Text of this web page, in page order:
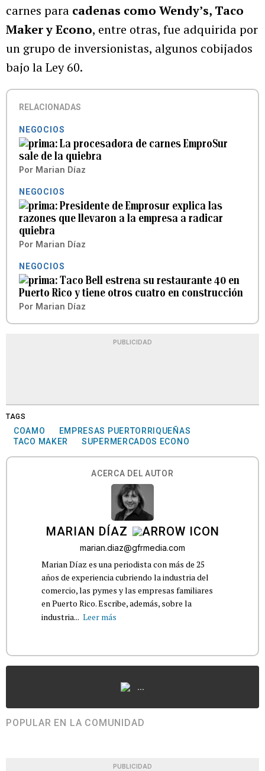
carnes para cadenas como Wendy’s, Taco
Maker y Econo, entre otras, fue adquirida por
un grupo de inversionistas, algunos cobijados
bajo la Ley 60.
RELACIONADAS
NEGOCIOS
La procesadora de carnes EmproSur
sale de la quiebra
Por Marian Díaz
NEGOCIOS
Presidente de Emprosur explica las
razones que llevaron a la empresa a radicar
quiebra
Por Marian Díaz
NEGOCIOS
Taco Bell estrena su restaurante 40 en
Puerto Rico y tiene otros cuatro en construcción
Por Marian Díaz
PUBLICIDAD
TAGS
COAMO
EMPRESAS PUERTORRIQUEÑAS
TACO MAKER
SUPERMERCADOS ECONO
ACERCA DEL AUTOR
MARIAN DÍAZ
marian.diaz@gfrmedia.com
Marian Díaz es una periodista con más de 25
años de experiencia cubriendo la industria del
comercio, las pymes y las empresas familiares
en Puerto Rico. Escribe, además, sobre la
industria... Leer más
...
POPULAR EN LA COMUNIDAD
PUBLICIDAD